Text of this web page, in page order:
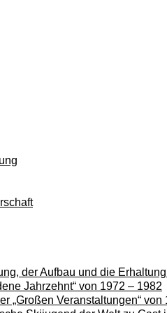
der Aufbau und die
Jahrzehnt“ von 1972 – 1982
„Großen Veranstaltungen“ von